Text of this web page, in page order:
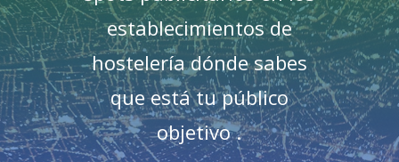
establecimientos de
hostelería dónde sabes
que está tu público
objetivo .